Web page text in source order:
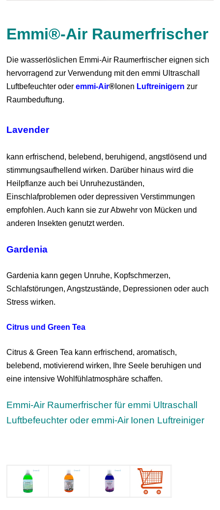
Emmi®-Air Raumerfrischer
Die wasserlöslichen Emmi-Air Raumerfrischer eignen sich
hervorragend zur Verwendung mit den emmi Ultraschall
Luftbefeuchter oderemmi-Air® Ionen Luftreinigern zur
Raumbeduftung.
Lavender
kann erfrischend, belebend, beruhigend, angstlösend und
stimmungsaufhellend wirken. Darüber hinaus wird die
Heilpflanze auch bei Unruhezuständen,
Einschlafproblemen oder depressiven Verstimmungen
empfohlen. Auch kann sie zur Abwehr von Mücken und
anderen Insekten genutzt werden.
Gardenia
Gardenia kann gegen Unruhe, Kopfschmerzen,
Schlafstörungen, Angstzustände, Depressionen oder auch
Stress wirken.
Citrus und Green Tea
Citrus & Green Tea kann erfrischend, aromatisch,
belebend, motivierend wirken, Ihre Seele beruhigen und
eine intensive Wohlfühlatmosphäre schaffen.
Emmi-Air Raumerfrischer für emmi Ultraschall
Luftbefeuchter oder emmi-Air Ionen Luftreiniger